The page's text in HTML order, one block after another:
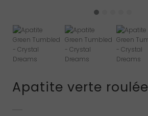
Apatite verte roulée